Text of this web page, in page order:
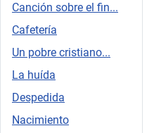
Canción sobre el fin...
Cafetería
Un pobre cristiano...
La huída
Despedida
Nacimiento